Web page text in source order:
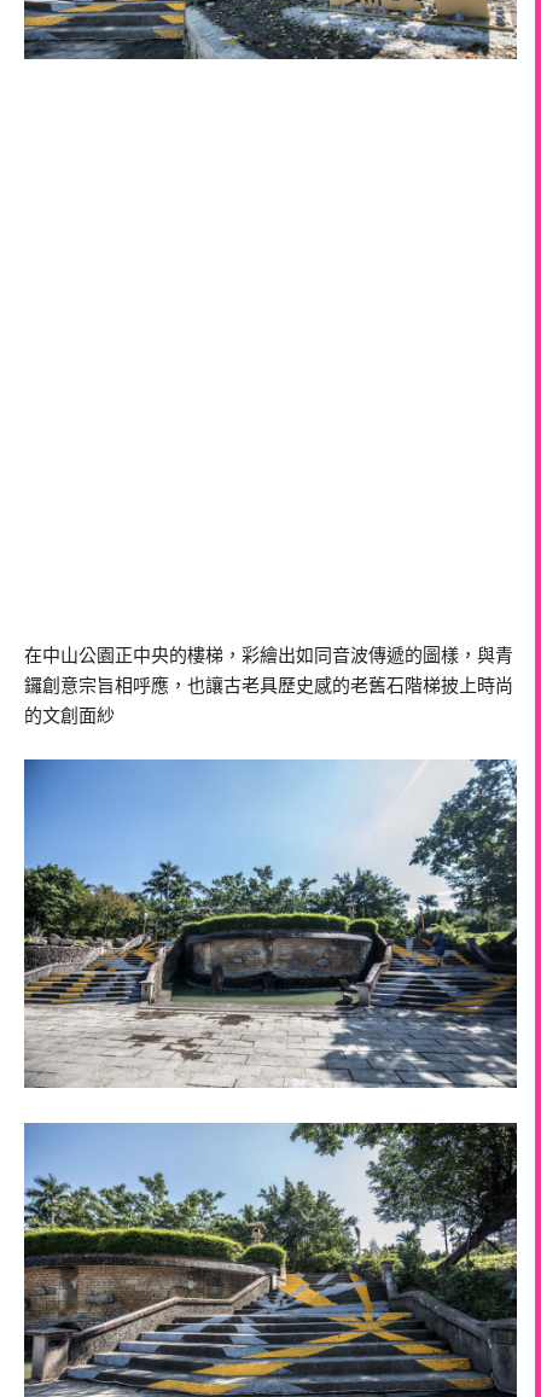
在中山公園正中央的樓梯，彩繪出如同音波傳遞的圖樣，與青
鑼創意宗旨相呼應，也讓古老具歷史感的老舊石階梯披上時尚
的文創面紗